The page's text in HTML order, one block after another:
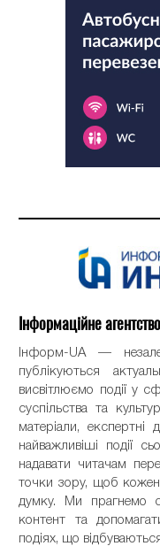
Інформаційне
Інформ-UA —
публікуються
висвітлюємо події у
суспільства та
матеріали,
найважливіші події
надавати читачам
точки зору, щоб кожен
думку. Ми прагнемо
контент та
подіях, що відбуваються